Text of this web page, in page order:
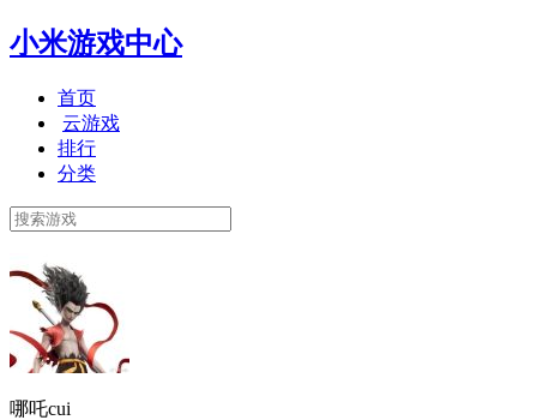
小米游戏中心
首页
云游戏
排行
分类
哪吒cui